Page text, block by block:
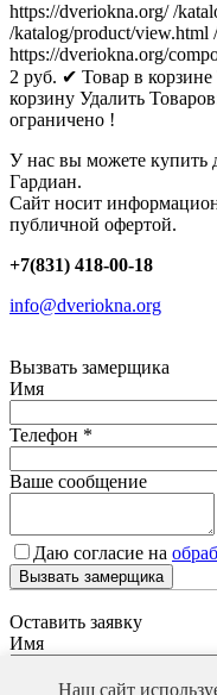
https://dveriokna.org/ /
/katalog/product/view.html
https://dveriokna.org/
2 руб. ✔ Товар в корзине
корзину Удалить
ограничено !
У нас вы можете купить
Гардиан.
Сайт носит
публичной офертой.
+7(831) 418-00-18
info@dveriokna.org
Вызвать замерщика
Имя
Телефон *
Ваше сообщение
Даю согласие на
Вызвать замерщика
Оставить заявку
Имя
Телефон*
Наш сайт